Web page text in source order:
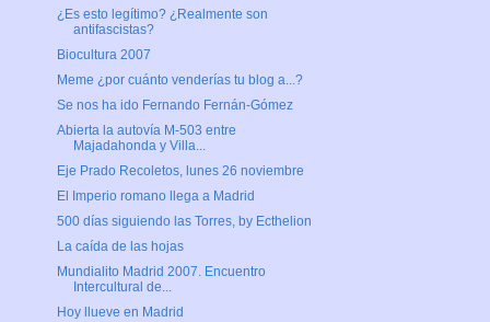
¿Es esto legítimo? ¿Realmente son
antifascistas?
Biocultura 2007
Meme ¿por cuánto venderías tu blog a...?
Se nos ha ido Fernando Fernán-Gómez
Abierta la autovía M-503 entre
Majadahonda y Villa...
Eje Prado Recoletos, lunes 26 noviembre
El Imperio romano llega a Madrid
500 días siguiendo las Torres, by Ecthelion
La caída de las hojas
Mundialito Madrid 2007. Encuentro
Intercultural de...
Hoy llueve en Madrid